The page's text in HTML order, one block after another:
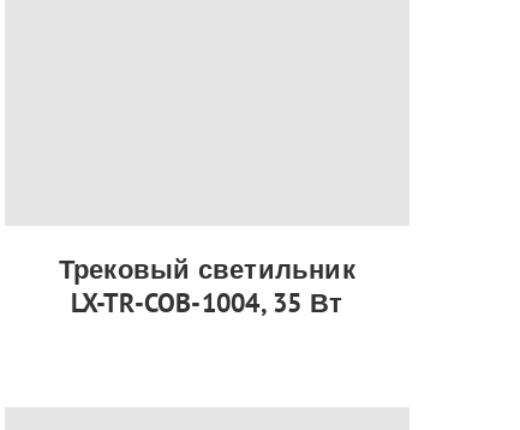
Трековый светильник
LX-TR-COB-1004, 35 Вт